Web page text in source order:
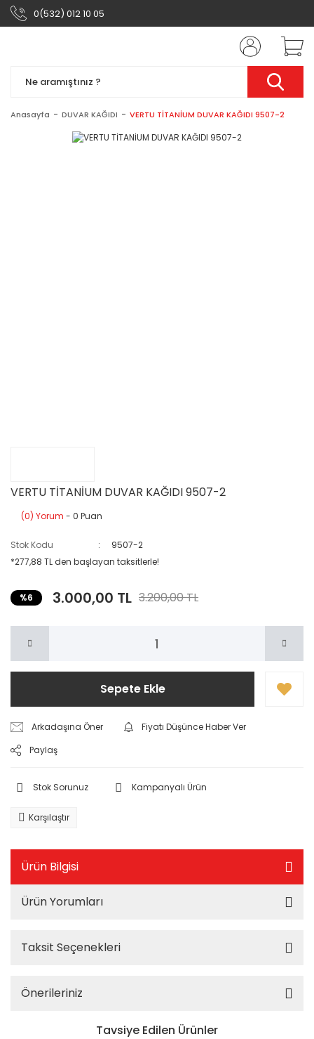
0(532) 012 10 05
Anasayfa DUVAR KAĞIDI VERTU TİTANİUM DUVAR KAĞIDI 9507-2
VERTU TİTANİUM DUVAR KAĞIDI 9507-2
(0) Yorum - 0 Puan
Stok Kodu
9507-2
*277,88 TL den başlayan taksitlerle!
%6 3.000,00 TL 3.200,00 TL
Sepete Ekle
Arkadaşına Öner
Fiyatı Düşünce Haber Ver
Paylaş
Stok Sorunuz Kampanyalı Ürün
Karşılaştır
Ürün Bilgisi
Ürün Yorumları
Taksit Seçenekleri
Önerileriniz
Tavsiye Edilen Ürünler